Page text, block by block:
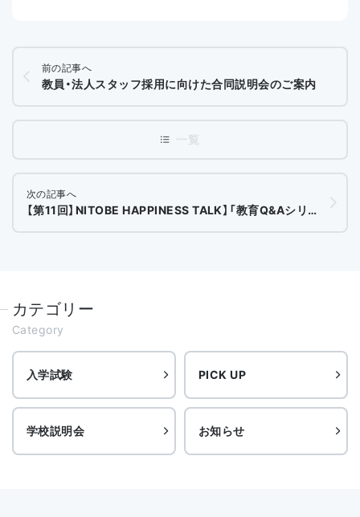
前の記事へ
教員・法人スタッフ採用に向けた合同説明会のご案内
次の記事へ
【第11回】NITOBE HAPPINESS TALK】「教育Q&Aシリーズ」～高校受験～
カテゴリー
Category
入学試験 PICK UP
学校説明会 お知らせ